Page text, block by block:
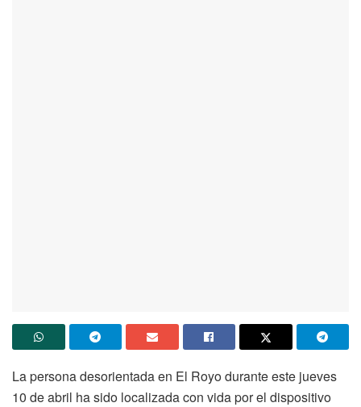
La persona desorientada en El Royo durante este jueves
10 de abril ha sido localizada con vida por el dispositivo